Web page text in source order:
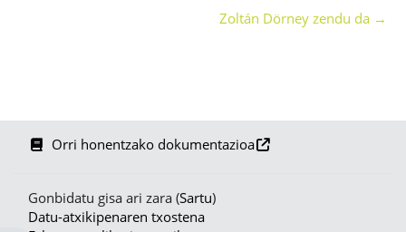
Zoltán Dörney zendu da →
Orri honentzako dokumentazioa
Gonbidatu gisa ari zara (Sartu)
Datu-atxikipenaren txostena